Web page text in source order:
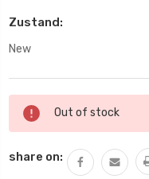
Zustand:
New
Aktueller
Lagerbestand:
Out of stock
share on: